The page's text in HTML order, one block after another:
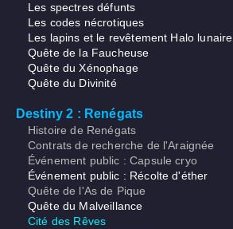
Les spectres défunts
Les codes nécrotiques
Les lapins et le revêtement Halo lunaire
Quête de la Faucheuse
Quête du Xénophage
Quête du Divinité
Destiny 2 : Renégats
Histoire de Renégats
Contrats de recherche de l'Araignée
Événement public : Capsule cryo
Événement public : Récolte d'éther
Quête de l'As de Pique
Quête du Malveillance
Cité des Rêves